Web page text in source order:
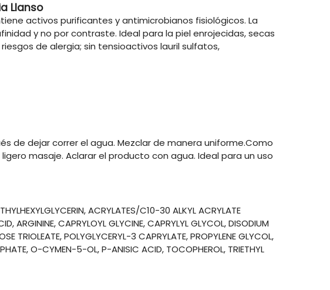
Llanso
activos purificantes y antimicrobianos fisiológicos. La
y no por contraste. Ideal para la piel enrojecidas, secas
de alergia; sin tensioactivos lauril sulfatos,
de dejar correr el agua. Mezclar de manera uniforme.Como
masaje. Aclarar el producto con agua. Ideal para un uso
ACRYLATES/C10-30 ALKYL ACRYLATE
ARGININE, CAPRYLOYL GLYCINE, CAPRYLYL GLYCOL, DISODIUM
TRIOLEATE, POLYGLYCERYL-3 CAPRYLATE, PROPYLENE GLYCOL,
O-CYMEN-5-OL, P-ANISIC ACID, TOCOPHEROL, TRIETHYL